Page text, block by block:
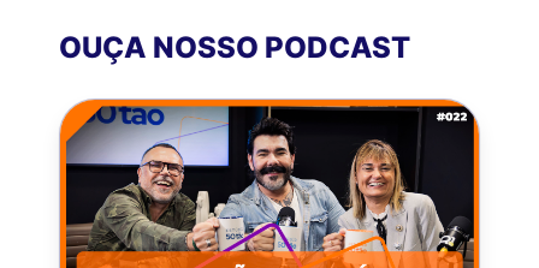
OUÇA NOSSO PODCAST